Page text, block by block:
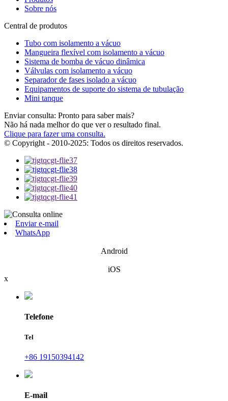
Sobre nós
Central de produtos
Tubo com isolamento a vácuo
Mangueira flexível com isolamento a vácuo
Sistema de bomba de vácuo dinâmica
Válvulas com isolamento a vácuo
Separador de fases isolado a vácuo
Equipamentos de suporte do sistema de tubulação
Mini tanque
Enviar consulta: Pronto para saber mais?
Não há nada melhor do que ver o resultado final.
Clique para fazer uma consulta.
© Copyright - 2010-2025: Todos os direitos reservados.
Enviar e-mail
WhatsApp
Android
iOS
x
Telefone
Tel
+86 19150394142
E-mail